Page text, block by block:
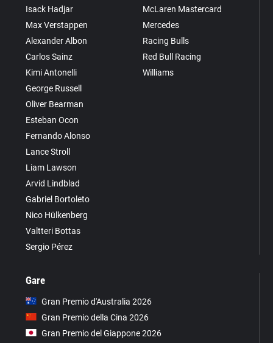
Isack Hadjar
Max Verstappen
Alexander Albon
Carlos Sainz
Kimi Antonelli
George Russell
Oliver Bearman
Esteban Ocon
Fernando Alonso
Lance Stroll
Liam Lawson
Arvid Lindblad
Gabriel Bortoleto
Nico Hülkenberg
Valtteri Bottas
Sergio Pérez
McLaren Mastercard
Mercedes
Racing Bulls
Red Bull Racing
Williams
Gare
Gran Premio d'Australia 2026
Gran Premio della Cina 2026
Gran Premio del Giappone 2026